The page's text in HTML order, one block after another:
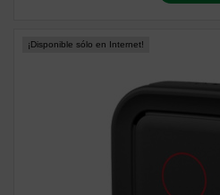
¡Disponible sólo en Internet!